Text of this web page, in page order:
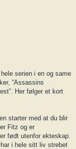
serien i en og same
”Assassins
Her følger et kort
starter med at du blir
Fitz og er
født utenfor ekteskap.
i hele sitt liv strebet